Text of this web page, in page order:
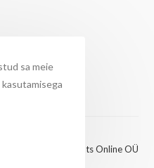
2026 - FridaHats Online OÜ
sa meie